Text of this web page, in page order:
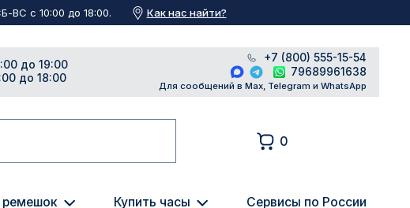
ВС с 10:00 до 18:00. Как нас найти?
до 19:00
до 18:00
+7 (800) 555-15-54
79689961638
Для сообщений в Max, Telegram и WhatsApp
0
ремешок Купить часы Сервисы по России